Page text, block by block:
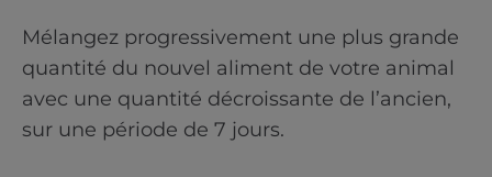
Mélangez progressivement une plus grande
quantité du nouvel aliment de votre animal
avec une quantité décroissante de l’ancien,
sur une période de 7 jours.